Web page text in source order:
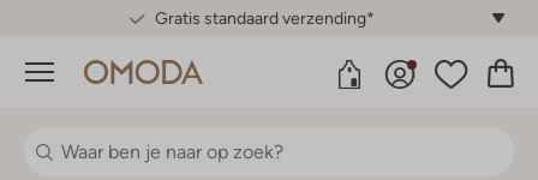
Gratis standaard verzending*
Menu